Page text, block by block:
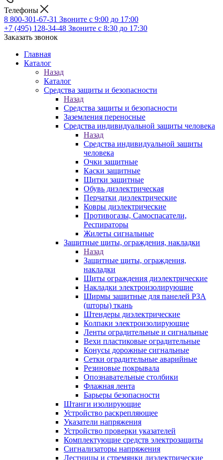
Телефоны
8 800-301-67-31 Звоните с 9:00 до 17:00
+7 (495) 128-34-48 Звоните с 8:30 до 17:30
Заказать звонок
Главная
Каталог
Назад
Каталог
Средства защиты и безопасности
Назад
Средства защиты и безопасности
Заземления переносные
Средства индивидуальной защиты человека
Назад
Средства индивидуальной защиты
человека
Очки защитные
Каски защитные
Щитки защитные
Обувь диэлектрическая
Перчатки диэлектрические
Ковры диэлектрические
Противогазы, Самоспасатели,
Респираторы
Жилеты сигнальные
Защитные щиты, ограждения, накладки
Назад
Защитные щиты, ограждения,
накладки
Щиты ограждения диэлектрические
Накладки электроизолирующие
Ширмы защитные для панелей РЗА
(шторы) ткань
Штендеры диэлектрические
Колпаки электроизолирующие
Ленты оградительные и сигнальные
Вехи пластиковые оградительные
Конусы дорожные сигнальные
Сетки оградительные аварийные
Резиновые покрывала
Опознавательные столбики
Флажная лента
Барьеры безопасности
Штанги изолирующие
Устройство раскрепляющее
Указатели напряжения
Устройство проверки указателей
Комплектующие средств электрозащиты
Сигнализаторы напряжения
Лестницы и стремянки диэлектрические